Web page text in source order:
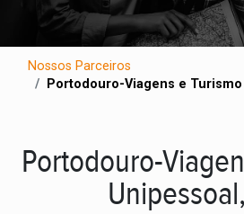
Nossos Parceiros
Portodouro-Viagens e
Portodouro-